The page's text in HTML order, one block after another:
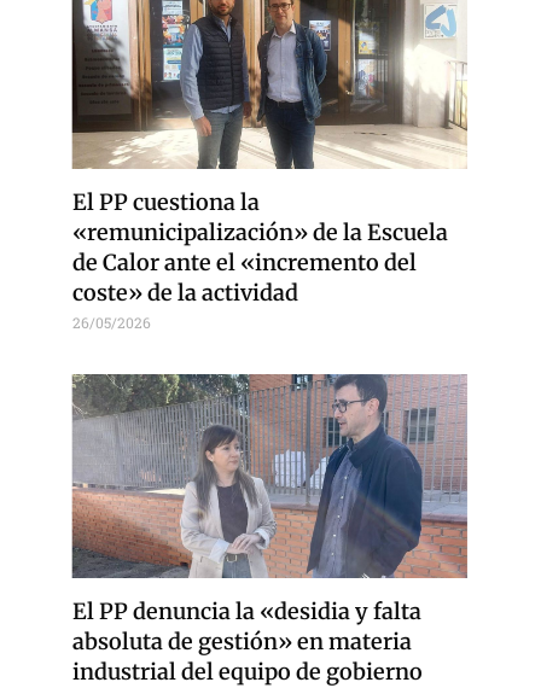
El PP cuestiona la
«remunicipalización» de la Escuela
de Calor ante el «incremento del
coste» de la actividad
26/05/2026
El PP denuncia la «desidia y falta
absoluta de gestión» en materia
industrial del equipo de gobierno